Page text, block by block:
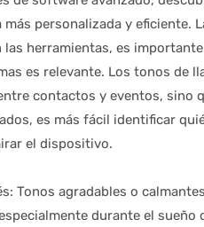
más personalizada y eficiente.
las herramientas, es
es relevante. Los tonos de
contactos y eventos, sino
es más fácil identificar
el dispositivo.
Tonos agradables o
durante el